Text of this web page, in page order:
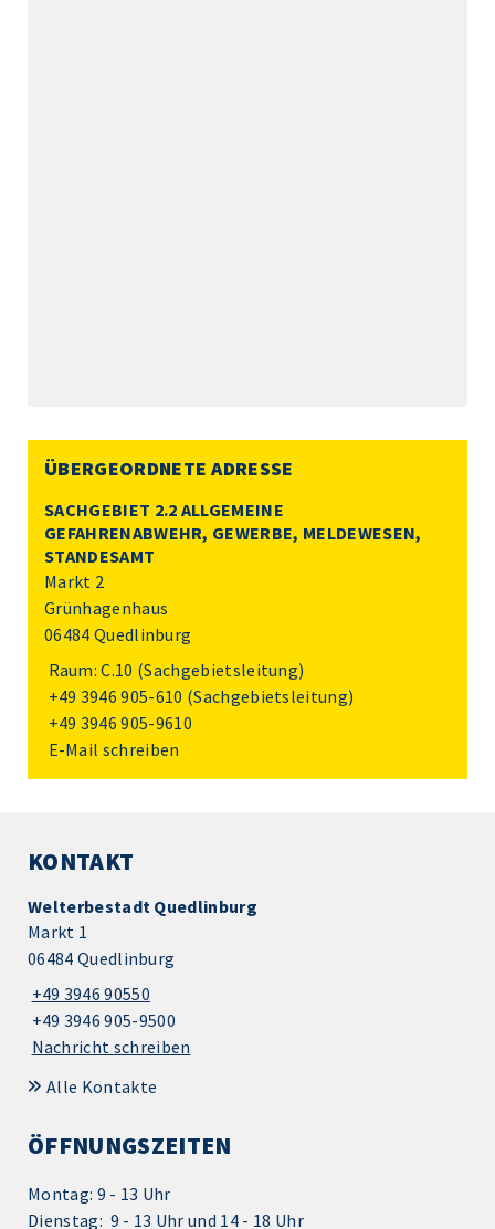
ÜBERGEORDNETE ADRESSE
SACHGEBIET 2.2 ALLGEMEINE
GEFAHRENABWEHR, GEWERBE, MELDEWESEN,
STANDESAMT
Markt 2
Grünhagenhaus
06484 Quedlinburg
Raum: C.10 (Sachgebietsleitung)
+49 3946 905-610 (Sachgebietsleitung)
+49 3946 905-9610
E-Mail schreiben
KONTAKT
Welterbestadt Quedlinburg
Markt 1
06484 Quedlinburg
+49 3946 90550
+49 3946 905-9500
Nachricht schreiben
Alle Kontakte
ÖFFNUNGSZEITEN
Montag: 9 - 13 Uhr
Dienstag: 9 - 13 Uhr und 14 - 18 Uhr